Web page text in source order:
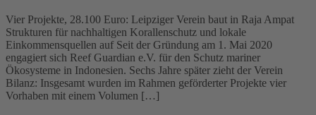
Vier Projekte, 28.100 Euro: Leipziger Verein baut in Raja Ampat
Strukturen für nachhaltigen Korallenschutz und lokale
Einkommensquellen auf Seit der Gründung am 1. Mai 2020
engagiert sich Reef Guardian e.V. für den Schutz mariner
Ökosysteme in Indonesien. Sechs Jahre später zieht der Verein
Bilanz: Insgesamt wurden im Rahmen geförderter Projekte vier
Vorhaben mit einem Volumen […]